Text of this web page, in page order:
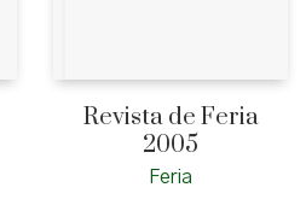
Revista de Feria
2005
Feria